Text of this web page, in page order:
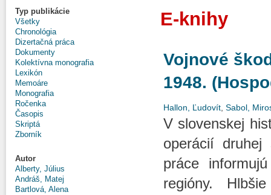
Typ publikácie
Všetky
Chronológia
Dizertačná práca
Dokumenty
Kolektívna monografia
Lexikón
Memoáre
Monografia
Ročenka
Časopis
Skriptá
Zborník
Autor
Alberty, Július
Andráš, Matej
Bartlová, Alena
E-knihy
Vojnové
1948.
Hallon, Ľudovít Sabol,
V slovenskej
operácií
práce
regióny.